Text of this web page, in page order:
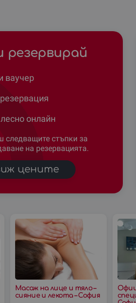
резервирай
ваучер
онлайн
стъпки за
на резервацията.
цените
Масаж на лице и тяло –
сияние и лекота – София